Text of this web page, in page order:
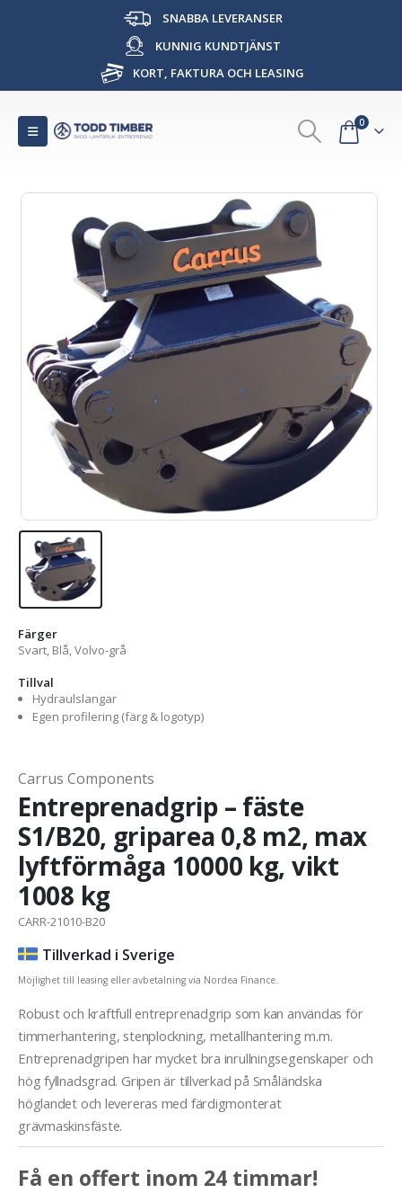
SNABBA LEVERANSER
KUNNIG KUNDTJÄNST
KORT, FAKTURA OCH LEASING
0
Färger
Svart, Blå, Volvo-grå
Tillval
Hydraulslangar
Egen profilering (färg & logotyp)
Carrus Components
Entreprenadgrip – fäste
S1/B20, griparea 0,8 m2, max
lyftförmåga 10000 kg, vikt
1008 kg
CARR-21010-B20
Tillverkad i Sverige
Möjlighet till leasing eller avbetalning via Nordea Finance.
Robust och kraftfull entreprenadgrip som kan användas för
timmerhantering, stenplockning, metallhantering m.m.
Entreprenadgripen har mycket bra inrullningsegenskaper och
hög fyllnadsgrad. Gripen är tillverkad på Småländska
höglandet och levereras med färdigmonterat
grävmaskinsfäste.
Få en offert inom 24 timmar!